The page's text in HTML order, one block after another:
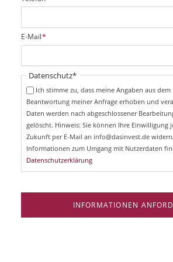
f
i
c
t
f
P
f
i
E-Mail*
Pflichtfeld
Datenschutz*
Ich stimme zu, dass meine Angaben aus
Beantwortung meiner Anfrage erhoben und
Daten werden nach abgeschlossener
gelöscht. Hinweis: Sie können Ihre Einwilligung
Zukunft per E-Mail an info@dasinvest.de
Informationen zum Umgang mit Nutzerdaten
Datenschutzerklärung
INFORMATIONEN